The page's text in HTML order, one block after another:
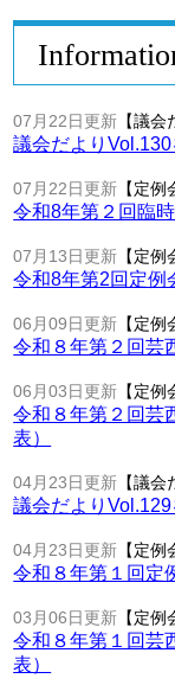
07月22日更新 【議会
議会だよりVol.130
07月22日更新 【定例
令和8年第２回臨
07月13日更新 【定例
令和8年第2回定例
06月09日更新 【定例
令和８年第２回
06月03日更新 【定例
令和８年第２回芸
表）
04月23日更新 【議会
議会だよりVol.129
04月23日更新 【定例
令和８年第１回定
03月06日更新 【定例
令和８年第１回芸
表）